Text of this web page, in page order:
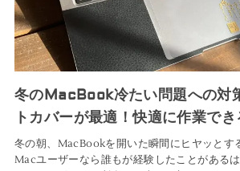
冬のMacBook冷たい問題への対
トカバーが最適！快適に作業で
冬の朝、MacBookを開いた瞬間にヒヤッとす
Macユーザーなら誰もが経験したことがある